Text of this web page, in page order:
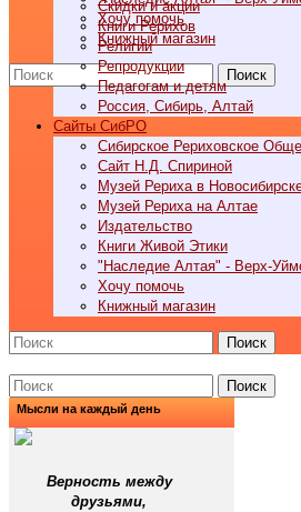
Хочу помочь
Книжный магазин
Поиск
Скидки и акции
Книги Рерихов
Религии
Репродукции
Педагогам и детям
Россия, Сибирь, Алтай
Cайты СибРО
Сибирское Рериховское
Сайт Н.Д. Спириной
Музей Рериха в
Музей Рериха на Алтае
Издательство
Книги Живой Этики
"Наследие Алтая" - Верх-
Хочу помочь
Книжный магазин
Поиск
Поиск
Мысли на каждый день
Верность между
друзьями,